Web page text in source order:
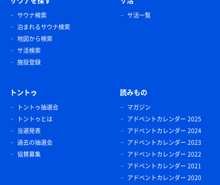
サウナ検索
泊まれるサウナ検索
地図から検索
サ活検索
施設登録
サ活一覧
トントゥ
トントゥ抽選会
トントゥとは
当選発表
過去の抽選会
協賛募集
読みもの
マガジン
アドベントカレンダー 2025
アドベントカレンダー 2024
アドベントカレンダー 2023
アドベントカレンダー 2022
アドベントカレンダー 2021
アドベントカレンダー 2020